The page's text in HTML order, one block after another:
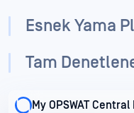
Esnek Yama
Tam
My OPSWAT